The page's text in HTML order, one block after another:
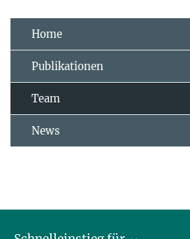
Home
Publikationen
Team
News